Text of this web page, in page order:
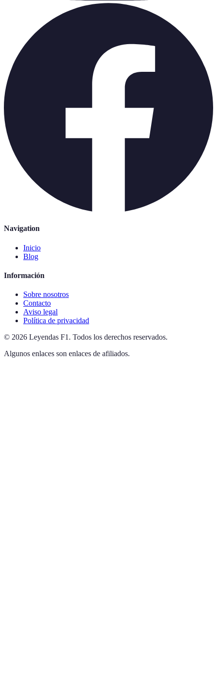
Navigation
Inicio
Blog
Información
Sobre nosotros
Contacto
Aviso legal
Política de privacidad
© 2026 Leyendas F1 . Todos los derechos reservados.
Algunos enlaces son enlaces de afiliados.